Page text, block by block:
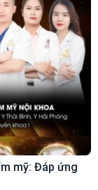
mỹ: Đáp ứng